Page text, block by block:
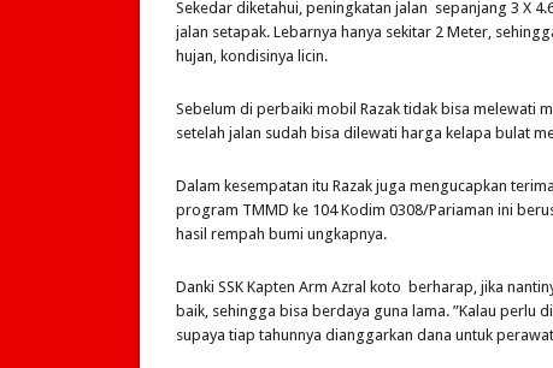
Sekedar diketahui, peningkatan jalan sepanjang 3 X
jalan setapak. Lebarnya hanya sekitar 2 Meter,
hujan, kondisinya licin.
Sebelum di perbaiki mobil Razak tidak bisa melewati
setelah jalan sudah bisa dilewati harga kelapa bulat
Dalam kesempatan itu Razak juga mengucapkan
program TMMD ke 104 Kodim 0308/Pariaman ini
hasil rempah bumi ungkapnya.
Danki SSK Kapten Arm Azral koto berharap, jika
baik, sehingga bisa berdaya guna lama. ”Kalau perlu
supaya tiap tahunnya dianggarkan dana untuk